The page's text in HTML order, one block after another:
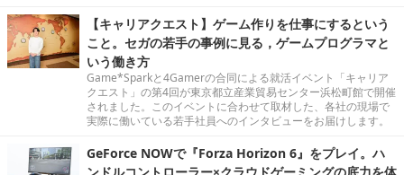
【キャリアクエスト】ゲーム作りを仕事にするという
こと。セガの若手の事例に見る，ゲームプログラマと
いう働き方
Game*Sparkと4Gamerの合同による就活イベント「キャリア
クエスト」の第4回が東京都立産業貿易センター浜松町館で開催
されました。このイベントに合わせて取材した、各社の現場で
実際に働いている若手社員へのインタビューをお届けします。
GeForce NOWで『Forza Horizon 6』をプレイ。ハ
ンドルコントローラー×クラウドゲーミングの底力を体